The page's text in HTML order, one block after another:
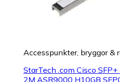
Accesspunkter, bryggor &
StarTech .com Cisco
2M ASR9000 H10GB